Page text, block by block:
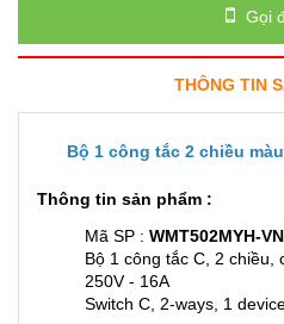
Gọi
THÔNG TIN
Bộ 1 công tắc 2 chiều
Thông tin sản phẩm :
Mã SP : WMT502MYH-VN
Bộ 1 công tắc C, 2 chiều,
250V - 16A
Switch C, 2-ways, 1